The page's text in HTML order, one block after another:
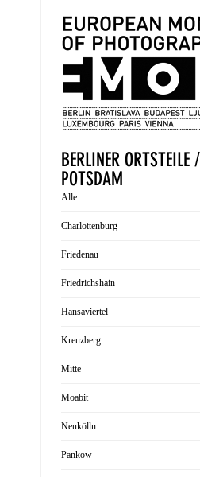
BERLINER ORTSTEILE /
POTSDAM
Alle
Charlottenburg
Friedenau
Friedrichshain
Hansaviertel
Kreuzberg
Mitte
Moabit
Neukölln
Pankow